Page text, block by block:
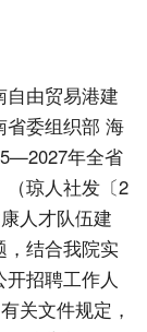
自由贸易港建
省委组织部 海
年全省
（琼人社发〔2
人才队伍建
，结合我院实
招聘工作人
关文件规定，